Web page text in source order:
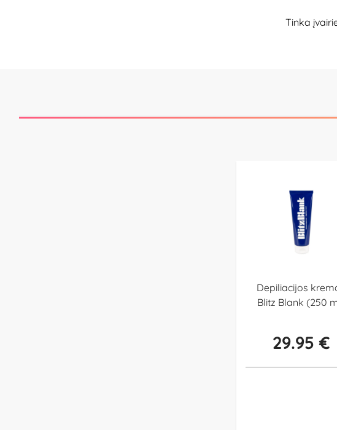
Tinka
Depiliacijos
Blitz Blank (250
29.95 €